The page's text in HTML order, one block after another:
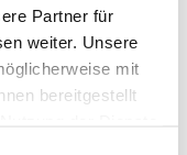
Partner für
weiter. Unsere
mit
bereitgestellt
sehr beliebtes
können Sie Ihre
viele Formate und
zum günstigen Preis.
und auf welches